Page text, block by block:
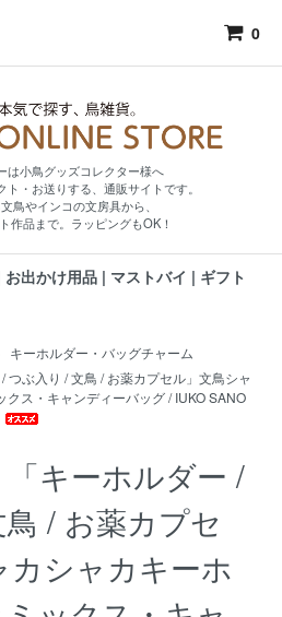
0
は小鳥グッズコレクター様へ
・お送りする、通販サイトです。
鳥やインコの文房具から、
作品まで。ラッピングもOK！
お出かけ用品 | マストバイ | ギフト
キーホルダー・バッグチャーム
つぶ入り / 文鳥 / お薬カプセル」文鳥シャ
クス・キャンディーバッグ / IUKO SANO
「キーホルダー /
/ お薬カプセ
カシャカキーホ